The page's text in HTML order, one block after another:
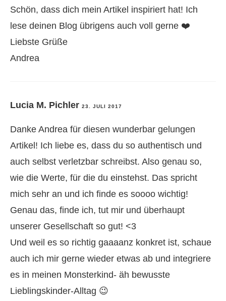
Schön, dass dich mein Artikel inspiriert hat! Ich
lese deinen Blog übrigens auch voll gerne ❤️
Liebste Grüße
Andrea
Lucia M. Pichler 23. JULI 2017
Danke Andrea für diesen wunderbar gelungen
Artikel! Ich liebe es, dass du so authentisch und
auch selbst verletzbar schreibst. Also genau so,
wie die Werte, für die du einstehst. Das spricht
mich sehr an und ich finde es soooo wichtig!
Genau das, finde ich, tut mir und überhaupt
unserer Gesellschaft so gut! <3
Und weil es so richtig gaaaanz konkret ist, schaue
auch ich mir gerne wieder etwas ab und integriere
es in meinen Monsterkind- äh bewusste
Lieblingskinder-Alltag 😉